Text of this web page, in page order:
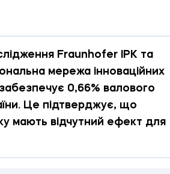
Fraunhofer IPK та
мережа інноваційних
забезпечує 0,66% валового
Це підтверджує, що
мають відчутний ефект для